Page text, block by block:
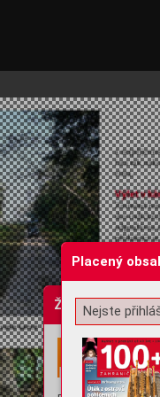
Žádost o
Placený
Nejste